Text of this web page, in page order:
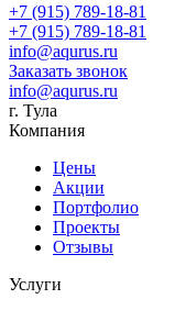
+7 (915) 789-18-81
+7 (915) 789-18-81
info@aqurus.ru
Заказать звонок
info@aqurus.ru
г. Тула
Компания
Цены
Акции
Портфолио
Проекты
Отзывы
Услуги